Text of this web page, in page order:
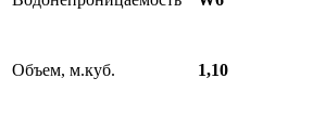
Объем, м.куб. 1,10